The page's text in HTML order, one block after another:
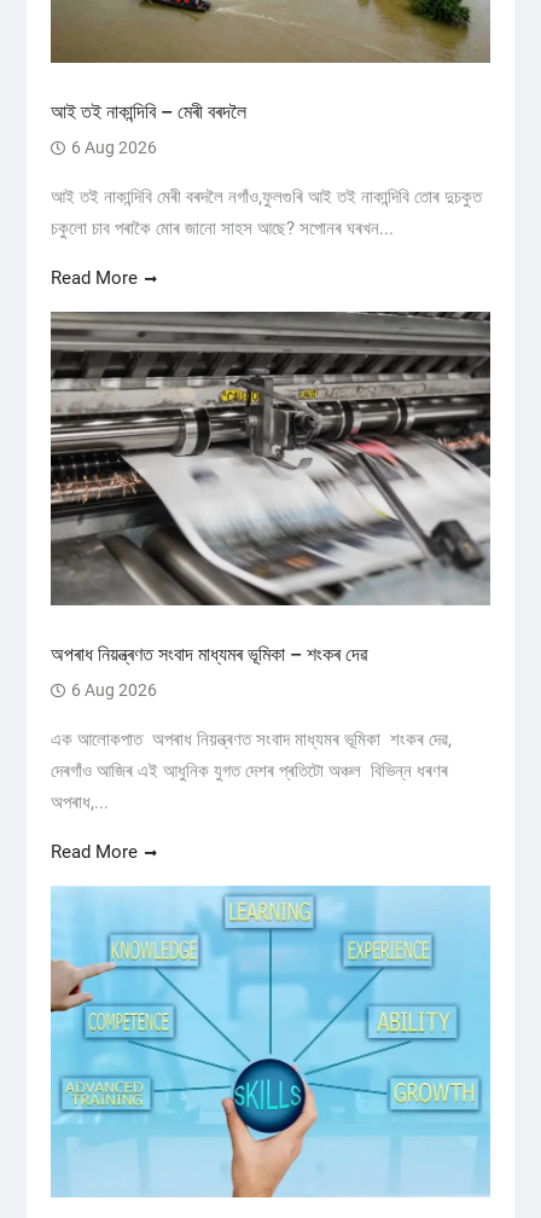
আই তই নাকান্দিবি – মেৰী বৰদলৈ
6 Aug 2026
আই তই নাকান্দিবি মেৰী বৰদলৈ নগাঁও,ফুলগুৰি আই তই নাকান্দিবি তোৰ দুচকুত
চকুলো চাব পৰাকৈ মোৰ জানো সাহস আছে? সপোনৰ ঘৰখন...
Read More
অপৰাধ নিয়ন্ত্ৰণত সংবাদ মাধ্যমৰ ভূমিকা – শংকৰ দেৱ
6 Aug 2026
এক আলোকপাত অপৰাধ নিয়ন্ত্ৰণত সংবাদ মাধ্যমৰ ভূমিকা শংকৰ দেৱ,
দেৰগাঁও আজিৰ এই আধুনিক যুগত দেশৰ প্ৰতিটো অঞ্চল বিভিন্ন ধৰণৰ
অপৰাধ,...
Read More